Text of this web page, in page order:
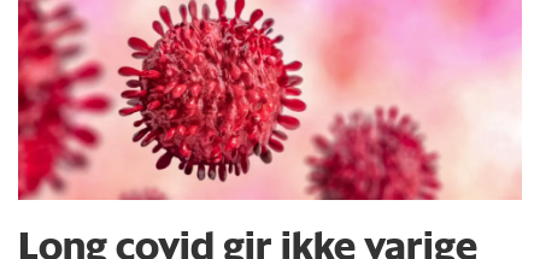
Long covid gir ikke varige